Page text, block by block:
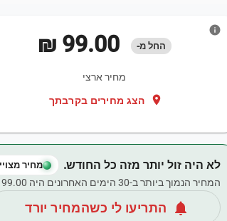
החל מ- ‏99.00 ‏₪
מחיר ארצי
location_on הצג מחירים בקרבתך
info
לא היה זול יותר מזה כל החודש. מחיר
המחיר הנמוך ביותר ב-30 הימים האחרונים היה ‏99.00 ‏₪.
notifications התריעו לי כשהמחיר יורד